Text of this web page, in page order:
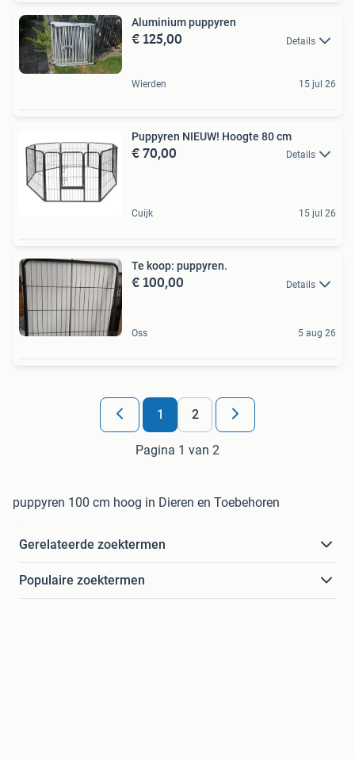
Aluminium puppyren
€ 125,00 Details
Wierden 15 jul 26
Puppyren NIEUW! Hoogte 80 cm
€ 70,00 Details
Cuijk 15 jul 26
Te koop: puppyren.
€ 100,00 Details
Oss 5 aug 26
1 2
Pagina 1 van 2
puppyren 100 cm hoog in Dieren en Toebehoren
Gerelateerde zoektermen
Populaire zoektermen